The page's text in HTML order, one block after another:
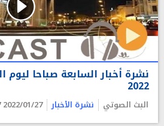
2022
البث الصوتي نشرة الأخبار 2022/01/27 12:37